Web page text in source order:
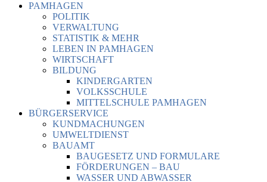
PAMHAGEN
POLITIK
VERWALTUNG
STATISTIK & MEHR
LEBEN IN PAMHAGEN
WIRTSCHAFT
BILDUNG
KINDERGARTEN
VOLKSSCHULE
MITTELSCHULE PAMHAGEN
BÜRGERSERVICE
KUNDMACHUNGEN
UMWELTDIENST
BAUAMT
BAUGESETZ UND FORMULARE
FÖRDERUNGEN – BAU
WASSER UND ABWASSER